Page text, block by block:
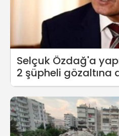
Selçuk Özdağ'a
2 şüpheli gözaltına